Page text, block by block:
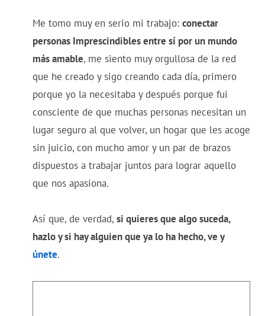
Me tomo muy en serio mi trabajo: conectar
personas Imprescindibles entre sí por un mundo
más amable, me siento muy orgullosa de la red
que he creado y sigo creando cada día, primero
porque yo la necesitaba y después porque fui
consciente de que muchas personas necesitan un
lugar seguro al que volver, un hogar que les acoge
sin juicio, con mucho amor y un par de brazos
dispuestos a trabajar juntos para lograr aquello
que nos apasiona.
Así que, de verdad, si quieres que algo suceda,
hazlo y si hay alguien que ya lo ha hecho, ve y
únete.